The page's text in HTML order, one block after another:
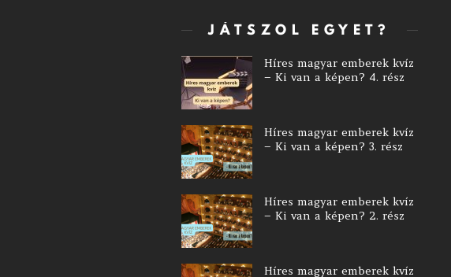
JÁTSZOL EGYET?
Híres magyar emberek kvíz
– Ki van a képen? 4. rész
Híres magyar emberek kvíz
– Ki van a képen? 3. rész
Híres magyar emberek kvíz
– Ki van a képen? 2. rész
Híres magyar emberek kvíz